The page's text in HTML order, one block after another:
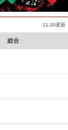
11:20更新
総合